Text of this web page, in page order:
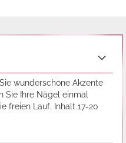
wunderschöne Akzente
Sie Ihre Nägel einmal
freien Lauf. Inhalt 17-20